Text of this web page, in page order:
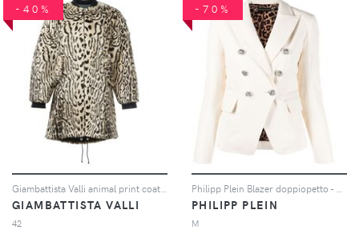
-40%
GIAMBATTISTA VALLI
42
-70%
PHILIPP PLEIN
M